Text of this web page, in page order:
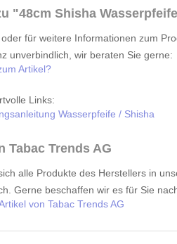
"48cm Shisha
für weitere Informationen zum
unverbindlich, wir beraten Sie gerne:
Artikel?
Links:
Wasserpfeife / Shisha
Tabac Trends AG
alle Produkte des Herstellers in
Gerne beschaffen wir es für Sie
von Tabac Trends AG